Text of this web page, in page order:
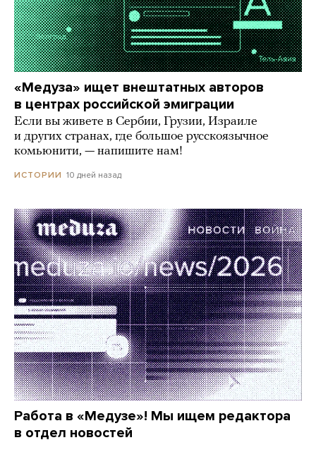
«Медуза» ищет внештатных авторов
в центрах российской эмиграции
Если вы живете в Сербии, Грузии, Израиле
и других странах, где большое русскоязычное
комьюнити, — напишите нам!
ИСТОРИИ 10 дней назад
Работа в «Медузе»! Мы ищем редактора
в отдел новостей